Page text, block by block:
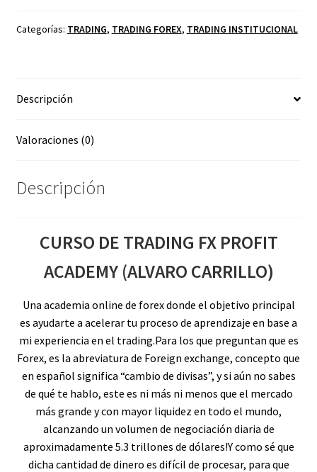
PROFIT
Categorías: TRADING, TRADING FOREX, TRADING INSTITUCIONAL
Descripción
Valoraciones (0)
Descripción
CURSO DE TRADING FX PROFIT
ACADEMY (ALVARO CARRILLO)
Una academia online de forex donde el objetivo principal
es ayudarte a acelerar tu proceso de aprendizaje en base a
mi experiencia en el trading.Para los que preguntan que es
Forex, es la abreviatura de Foreign exchange, concepto que
en español significa “cambio de divisas”, y si aún no sabes
de qué te hablo, este es ni más ni menos que el mercado
más grande y con mayor liquidez en todo el mundo,
alcanzando un volumen de negociación diaria de
aproximadamente 5.3 trillones de dólares!Y como sé que
dicha cantidad de dinero es difícil de procesar, para que